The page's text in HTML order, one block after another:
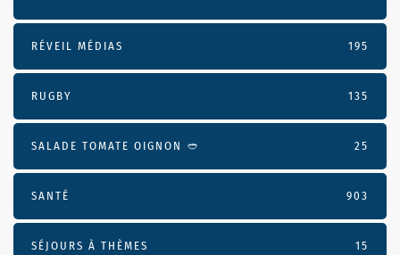
RÉVEIL MÉDIAS 195
RUGBY 135
SALADE TOMATE OIGNON 🥙 25
SANTÉ 903
SÉJOURS À THÈMES 15